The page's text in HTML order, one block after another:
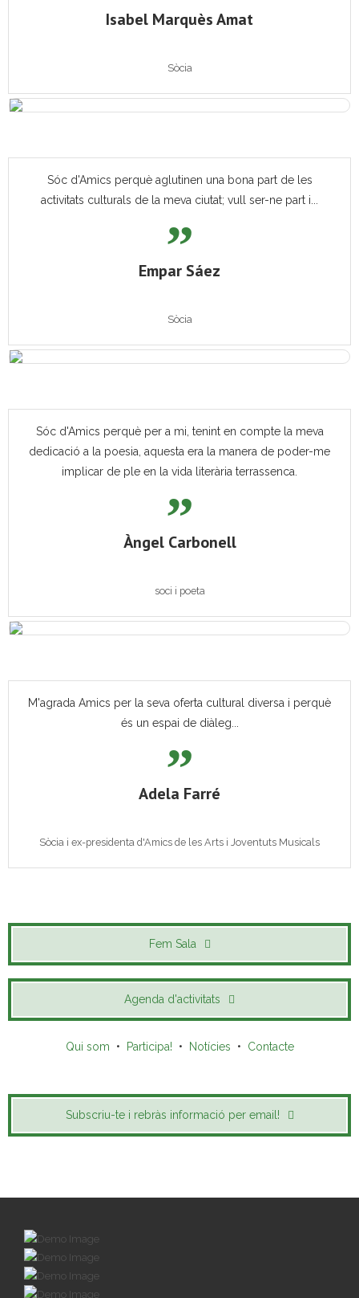
Isabel Marquès Amat
Sòcia
Sóc d'Amics perquè aglutinen una bona part de les
activitats culturals de la meva ciutat; vull ser-ne part i...
Empar Sáez
Sòcia
Sóc d'Amics perquè per a mi, tenint en compte la meva
dedicació a la poesia, aquesta era la manera de poder-me
implicar de ple en la vida literària terrassenca.
Àngel Carbonell
soci i poeta
M'agrada Amics per la seva oferta cultural diversa i perquè
és un espai de diàleg...
Adela Farré
Sòcia i ex-presidenta d'Amics de les Arts i Joventuts Musicals
Fem Sala
Agenda d'activitats
Qui som • Participa! • Notícies • Contacte
Subscriu-te i rebràs informació per email!